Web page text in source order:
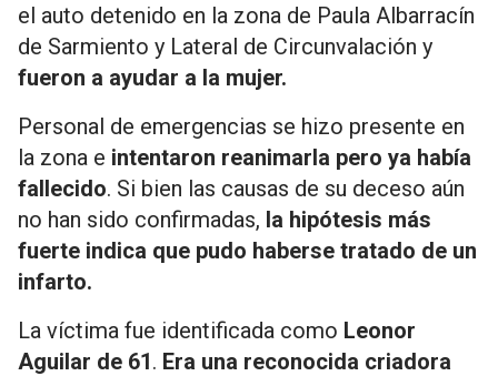
el auto detenido en la zona de Paula Albarracín
de Sarmiento y Lateral de Circunvalación y
fueron a ayudar a la mujer.
Personal de emergencias se hizo presente en
la zona e intentaron reanimarla pero ya había
fallecido. Si bien las causas de su deceso aún
no han sido confirmadas, la hipótesis más
fuerte indica que pudo haberse tratado de un
infarto.
La víctima fue identificada como Leonor
Aguilar de 61. Era una reconocida criadora